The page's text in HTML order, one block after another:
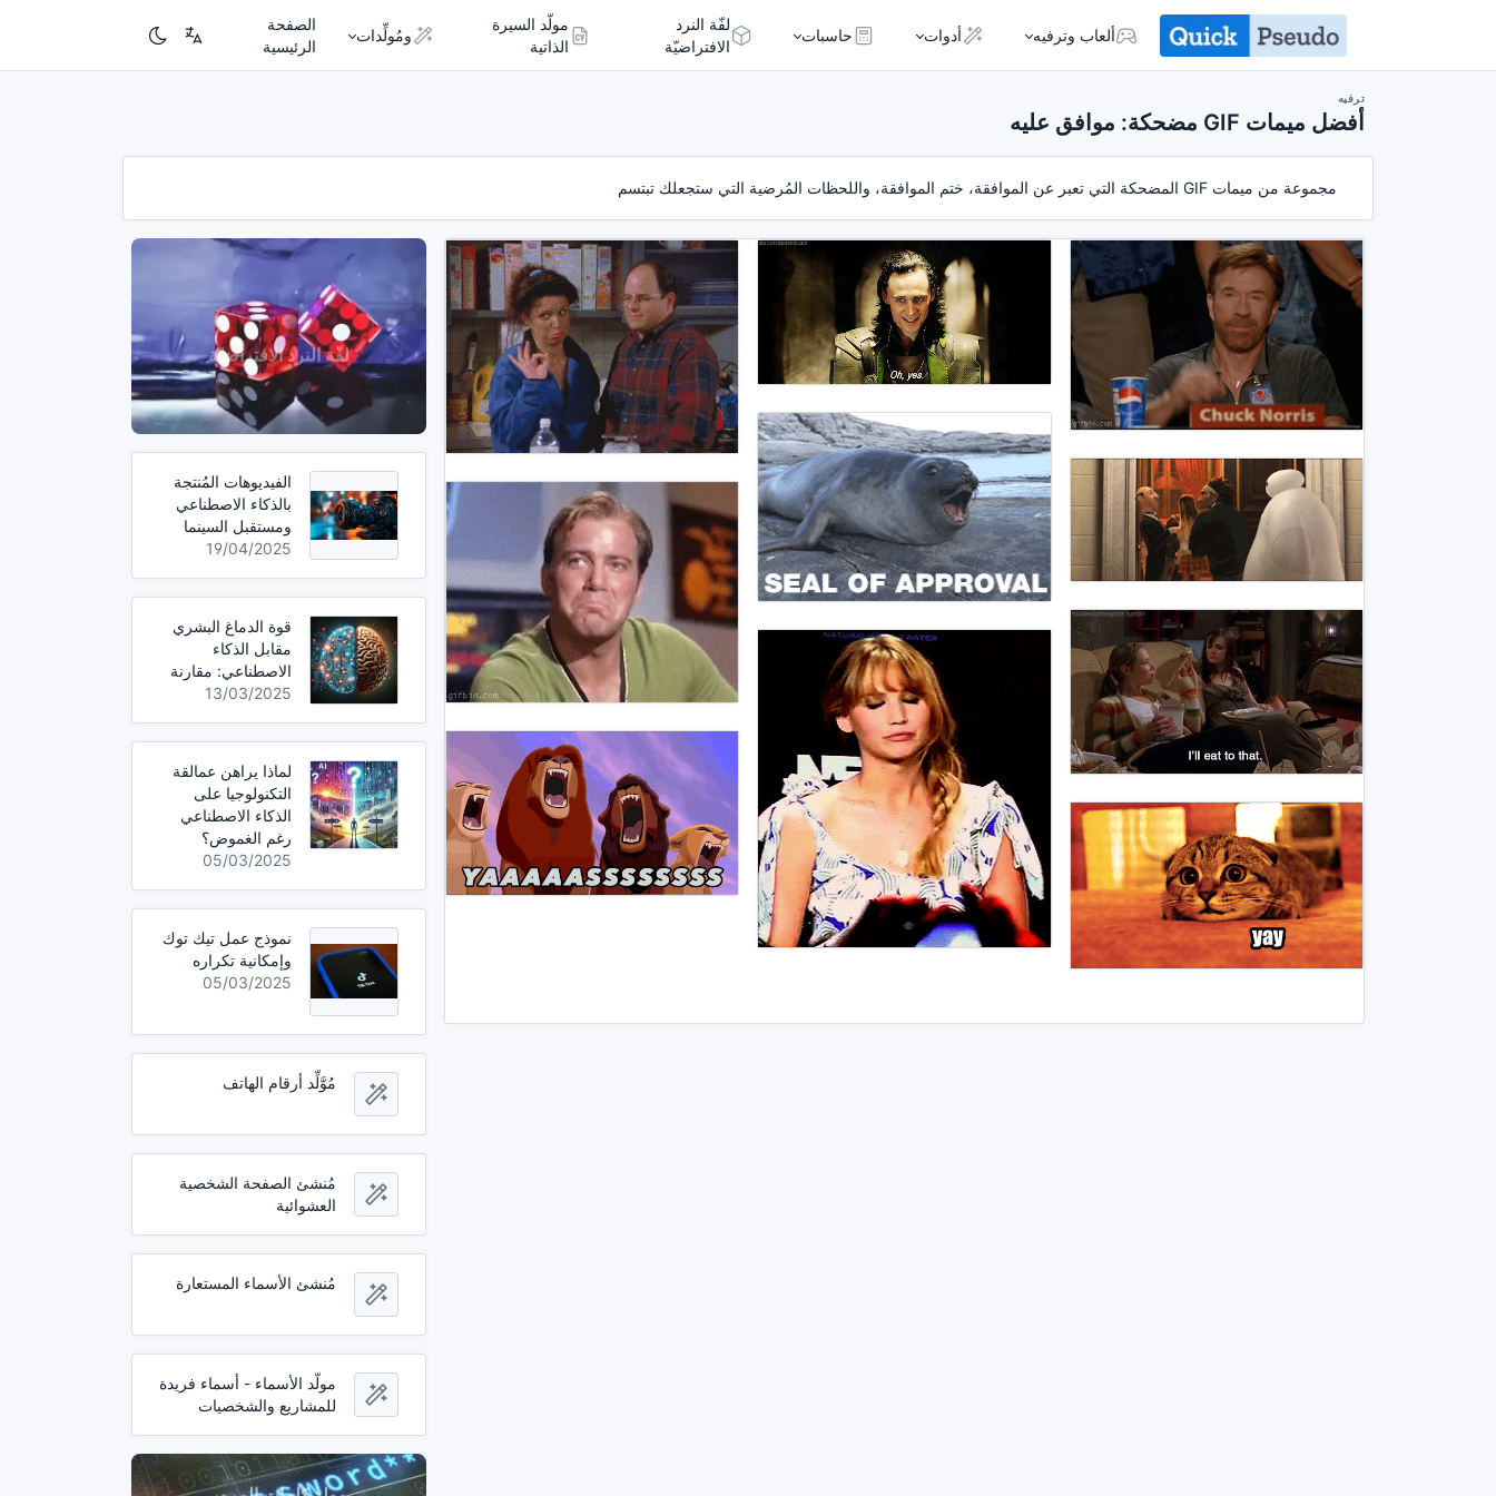
ألعاب وترفيه أدوات حاسبات
لفّة النرد
الافتراضيّة
مولّد السيرة
الذاتية
ومُولِّدات
الصفحة
الرئيسية
ترفيه
أفضل ميمات GIF مضحكة: موافق عليه
مجموعة من ميمات GIF المضحكة التي تعبر عن الموافقة، ختم الموافقة، واللحظات المُرضية التي ستجعلك تبتسم
الفيديوهات المُنتجة
بالذكاء الاصطناعي
ومستقبل السينما
19/04/2025
قوة الدماغ البشري
مقابل الذكاء
الاصطناعي: مقارنة
13/03/2025
لماذا يراهن عمالقة
التكنولوجيا على
الذكاء الاصطناعي
رغم الغموض؟
05/03/2025
نموذج عمل تيك توك
وإمكانية تكراره
05/03/2025
مُوَّلِّد أرقام الهاتف
مُنشئ الصفحة الشخصية
العشوائية
مُنشئ الأسماء المستعارة
مولّد الأسماء - أسماء فريدة
للمشاريع والشخصيات